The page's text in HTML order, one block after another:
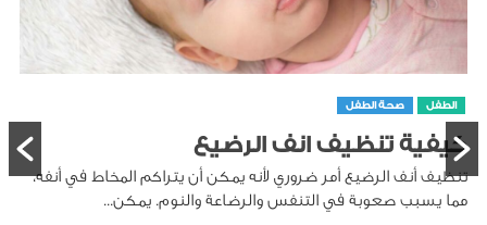
الطفل صحة الطفل
كيفية تنظيف انف الرضيع
تنظيف أنف الرضيع أمر ضروري لأنه يمكن أن يتراكم المخاط في أنفه،
مما يسبب صعوبة في التنفس والرضاعة والنوم. يمكن...